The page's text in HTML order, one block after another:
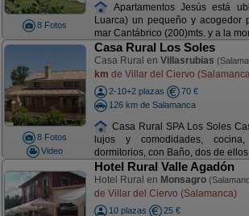
8 Fotos
Apartamentos Jesús está
Luarca) un pequeño y acogedor
mar Cantábrico (200)mts. y a la
8 Fotos
Video
Casa Rural Los Soles
Casa Rural en Villasrubias
km de Villar del Ciervo
2-10+2 plazas
70 €
126 km de Salamanca
Casa Rural SPA Los Soles
lujos y comodidades,
dormitorios, con Baño, dos de
Hotel Rural Valle Agadón
Hotel Rural en Monsagro
de Villar del Ciervo (Salamanca)
10 plazas
25 €